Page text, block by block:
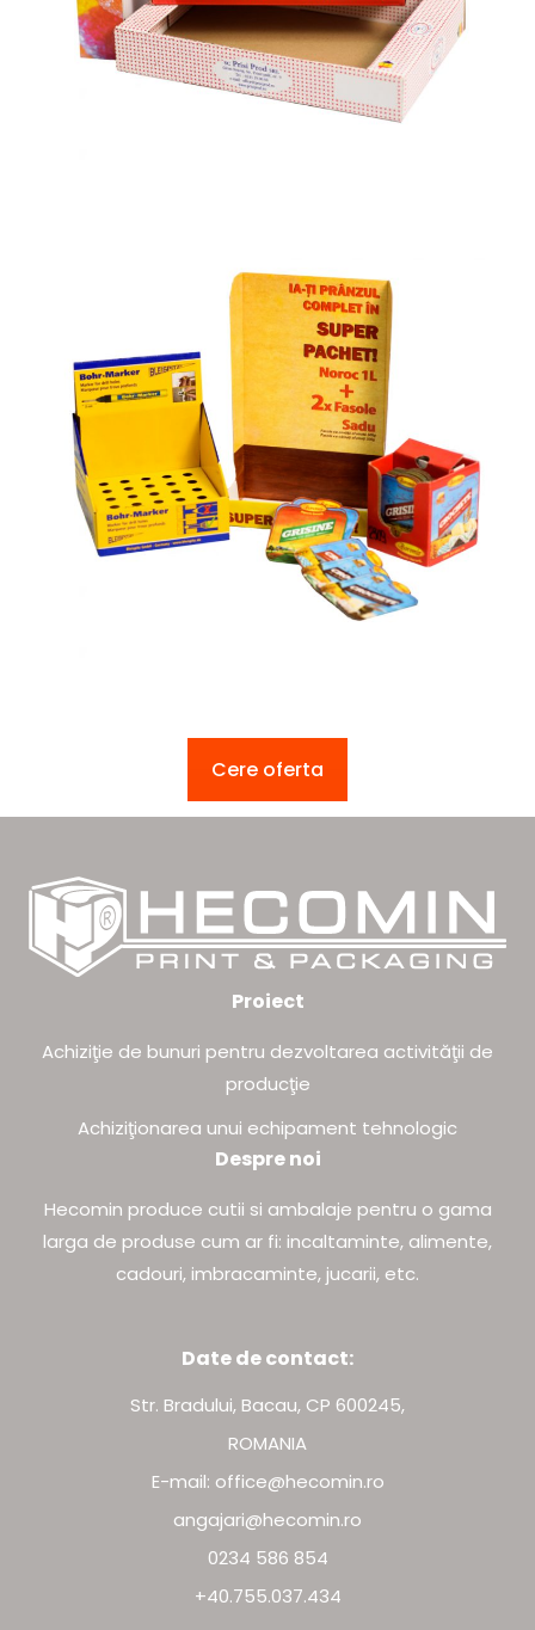
Cere oferta
Despre noi
Hecomin produce cutii si ambalaje pentru o gama
larga de produse cum ar fi: incaltaminte, alimente,
cadouri, imbracaminte, jucarii, etc.
Date de contact:
Str. Bradului, Bacau, CP 600245,
ROMANIA
E-mail: office@hecomin.ro
angajari@hecomin.ro
0234 586 854
+40.755.037.434
Proiect
Achiziţie de bunuri pentru dezvoltarea activităţii de
producţie
Achiziţionarea unui echipament tehnologic